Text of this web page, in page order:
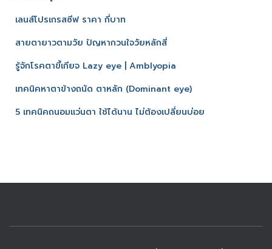
เลนส์โปรเกรสซีฟ ราคา กี่บาท
สายตายาวตามวัย ปัญหากวนใจวัยหลักสี่
รู้จักโรคตาขี้เกียจ Lazy eye | Amblyopia
เทคนิคหาตาข้างถนัด ตาหลัก (Dominant eye)
5 เทคนิคถนอมแว่นตา ใช้ได้นาน ไม่ต้องเปลี่ยนบ่อย